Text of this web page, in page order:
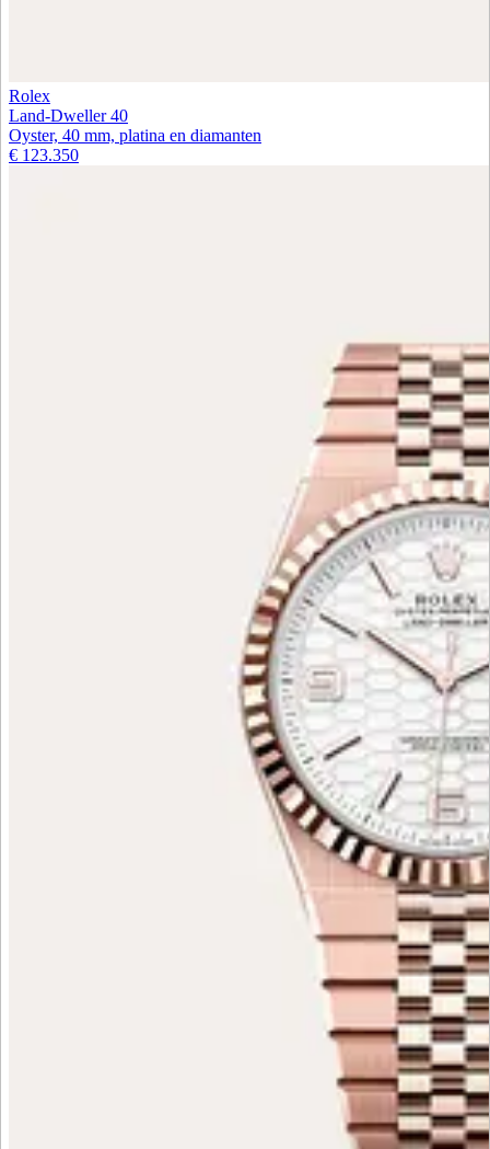
Rolex
Land-Dweller 40
Oyster, 40 mm, platina en diamanten
€ 123.350